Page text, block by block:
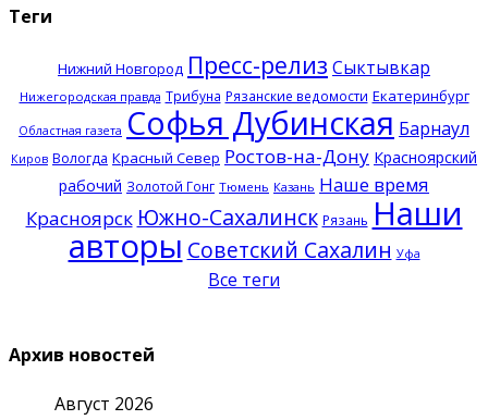
Теги
Нижний Новгород Пресс-релиз Сыктывкар
Нижегородская правда Трибуна Рязанские ведомости Екатеринбург
Областная газета Софья Дубинская Барнаул
Киров Вологда Красный Север Ростов-на-Дону Красноярский
рабочий Золотой Гонг Тюмень Казань Наше время
Красноярск Южно-Сахалинск Рязань Наши
авторы Советский Сахалин Уфа
Все теги
Архив новостей
Август 2026